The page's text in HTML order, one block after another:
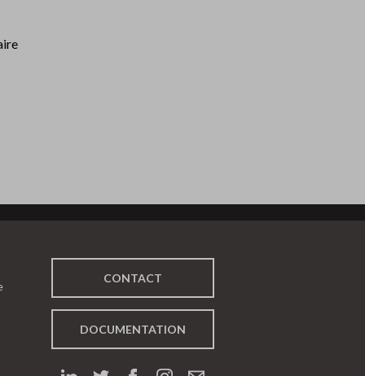
CONTACT
DOCUMENTATION